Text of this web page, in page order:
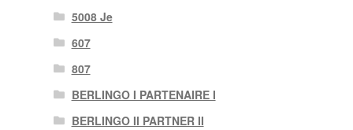
5008 Je
607
807
BERLINGO I PARTENAIRE I
BERLINGO II PARTNER II